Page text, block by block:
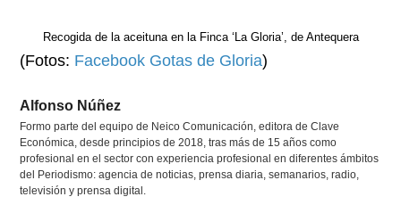
Recogida de la aceituna en la Finca ‘La Gloria’, de Antequera
(Fotos: Facebook Gotas de Gloria)
Alfonso Núñez
Formo parte del equipo de Neico Comunicación, editora de Clave
Económica, desde principios de 2018, tras más de 15 años como
profesional en el sector con experiencia profesional en diferentes ámbitos
del Periodismo: agencia de noticias, prensa diaria, semanarios, radio,
televisión y prensa digital.